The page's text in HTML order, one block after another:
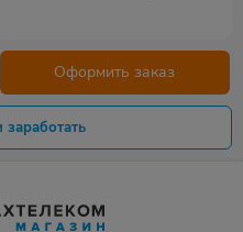
Оформить заказ
заработать